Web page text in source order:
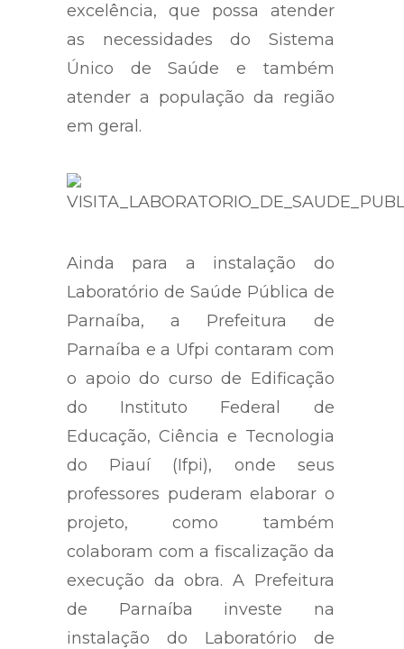
excelência, que possa atender
as necessidades do Sistema
Único de Saúde e também
atender a população da região
em geral.
Ainda para a instalação do
Laboratório de Saúde Pública de
Parnaíba, a Prefeitura de
Parnaíba e a Ufpi contaram com
o apoio do curso de Edificação
do Instituto Federal de
Educação, Ciência e Tecnologia
do Piauí (Ifpi), onde seus
professores puderam elaborar o
projeto, como também
colaboram com a fiscalização da
execução da obra. A Prefeitura
de Parnaíba investe na
instalação do Laboratório de